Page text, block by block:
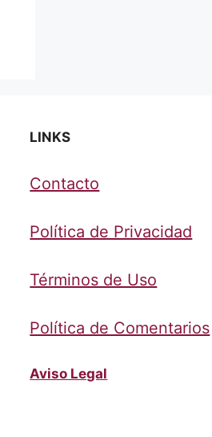
LINKS
Contacto
Política de Privacidad
Términos de Uso
Política de Comentarios
Aviso Legal